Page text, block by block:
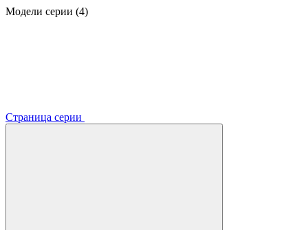
Модели серии (4)
Страница серии